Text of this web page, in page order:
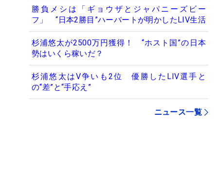
勝負メシは「ギョウザとジャパニーズビー
フ」 “日本2勝目”ハーバートが明かしたLIV生活
杉浦悠太が2500万円獲得！ “ホスト国”の日本
勢はいくら稼いだ？
杉浦悠太はV争いも2位 優勝したLIV選手と
の“差”と“手応え”
ニュース一覧